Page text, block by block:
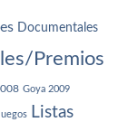
Documentales
Premios
Goya 2009
Listas